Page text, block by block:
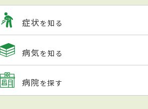
症状を知る
病気を知る
病院を探す